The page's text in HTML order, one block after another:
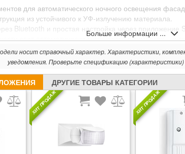
для автоматического ночного освещения
из устойчивого к УФ-излучению материала.
Bluetooth и простая настройка через приложение
свет автоматически включается в сумерках – и
настройка времени с помощью таймера,
среды от 1 до 1000 люкс можно настроить отдельно
Больше информации ...
носит справочный характер. Характеристики,
уведомления. Проверьте спецификацию (характеристики)
ДРУГИЕ ТОВАРЫ КАТЕГОРИИ
ХИТ ПРОДАЖ ХИТ ПРОДАЖ